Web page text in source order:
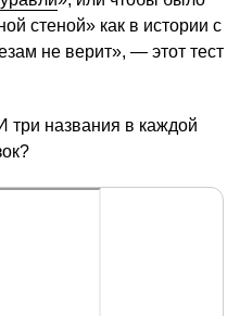
стеной» как в истории с
не верит», — этот тест
три названия в каждой